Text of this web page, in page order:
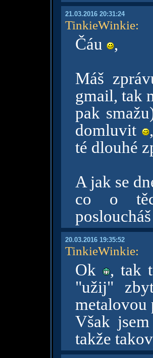
21.03.2016 20:31:24
TinkieWinkie:
Čáu
,
Máš
gmail, tak
pak
domluvit
té dlouhé
A jak se
co o
posloucháš
20.03.2016 19:35:52
TinkieWinkie:
Ok
, tak
"užij"
metalovou
Však
takže